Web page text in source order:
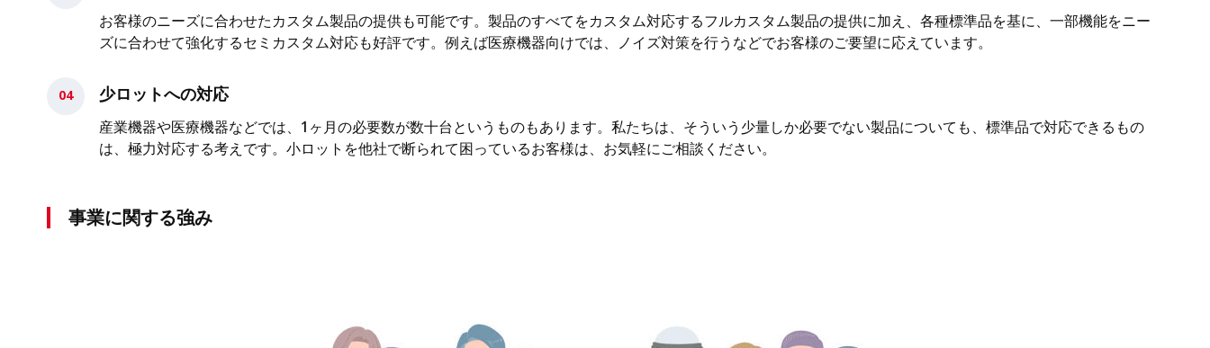
お客様のニーズに合わせたカスタム製品の提供も可能です。製品のすべてをカスタム対応するフルカスタム製品の提供に加え、各種標準品を基に、一部機能をニー
ズに合わせて強化するセミカスタム対応も好評です。例えば医療機器向けでは、ノイズ対策を行うなどでお客様のご要望に応えています。
少ロットへの対応
産業機器や医療機器などでは、1ヶ月の必要数が数十台というものもあります。私たちは、そういう少量しか必要でない製品についても、標準品で対応できるもの
は、極力対応する考えです。小ロットを他社で断られて困っているお客様は、お気軽にご相談ください。
事業に関する強み